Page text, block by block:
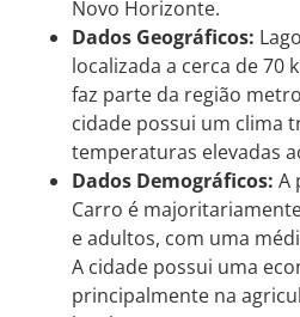
Novo Horizonte.
Dados Geográficos:
localizada a cerca de 70
faz parte da região
cidade possui um clima
temperaturas elevadas
Dados Demográficos: A
Carro é
e adultos, com uma
A cidade possui uma
principalmente na